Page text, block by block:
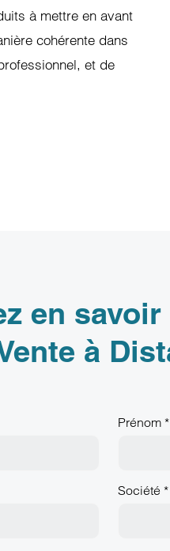
à mettre en avant
cohérente dans
et de
en
à
Prénom *
Société *